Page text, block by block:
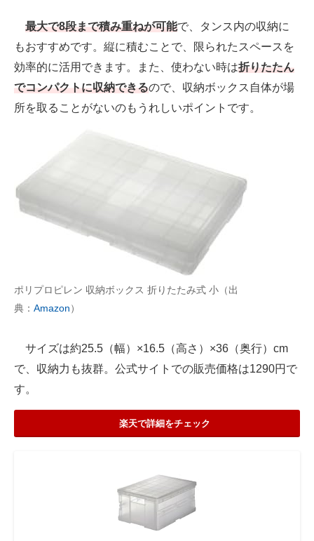
最大で8段まで積み重ねが可能で、タンス内の収納に
もおすすめです。縦に積むことで、限られたスペースを
効率的に活用できます。また、使わない時は折りたたん
でコンパクトに収納できるので、収納ボックス自体が場
所を取ることがないのもうれしいポイントです。
ポリプロピレン 収納ボックス 折りたたみ式 小（出
典： Amazon）
サイズは約25.5（幅）×16.5（高さ）×36（奥行）cm
で、収納力も抜群。公式サイトでの販売価格は1290円で
す。
楽天で詳細をチェック